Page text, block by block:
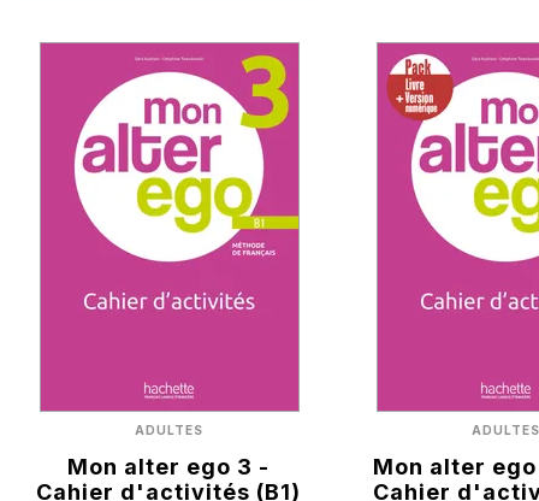
ADULTES
Mon alter ego 3 -
Cahier d'activités (B1)
ADULTES
Mon alter
Cahier